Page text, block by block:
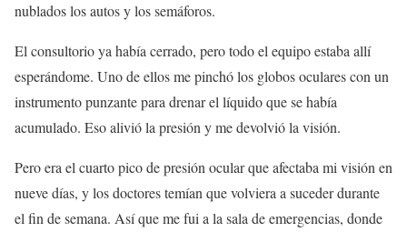
nublados los autos y los semáforos.
El consultorio ya había cerrado, pero todo el equipo estaba allí
esperándome. Uno de ellos me pinchó los globos oculares con un
instrumento punzante para drenar el líquido que se había
acumulado. Eso alivió la presión y me devolvió la visión.
Pero era el cuarto pico de presión ocular que afectaba mi visión en
nueve días, y los doctores temían que volviera a suceder durante
el fin de semana. Así que me fui a la sala de emergencias, donde